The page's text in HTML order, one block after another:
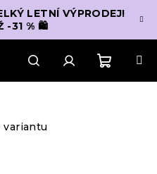
LETNÍ VÝPRODEJ!
-31 % 🛍️
HledatPřihlášení
variantu